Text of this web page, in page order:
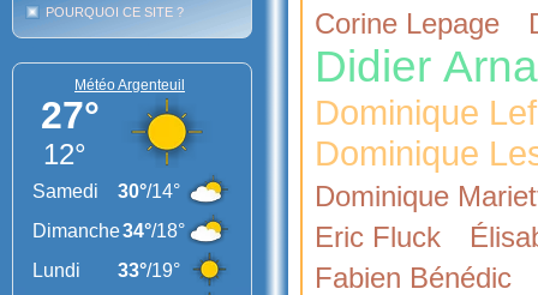
POURQUOI CE SITE ?
Météo Argenteuil
Corine Lepage
Didier
Dominique
Dominique
Dominique
Eric Fluck
Fabien Bénédic